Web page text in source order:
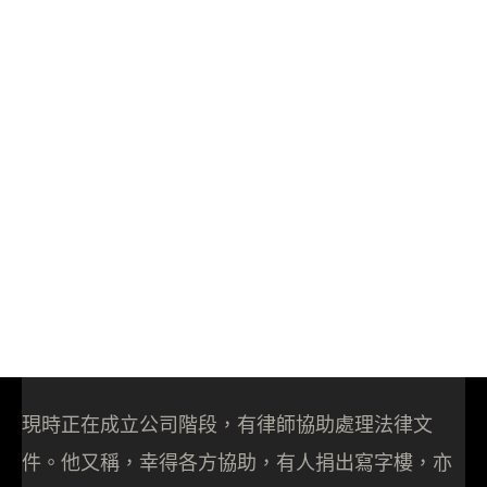
現時正在成立公司階段，有律師協助處理法律文
件。他又稱，幸得各方協助，有人捐出寫字樓，亦